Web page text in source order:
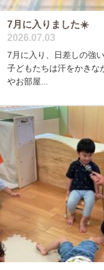
7月に入りました☀️
2026.07.03
7月に入り、日差しの強
子どもたちは汗をかきな
やお部屋...